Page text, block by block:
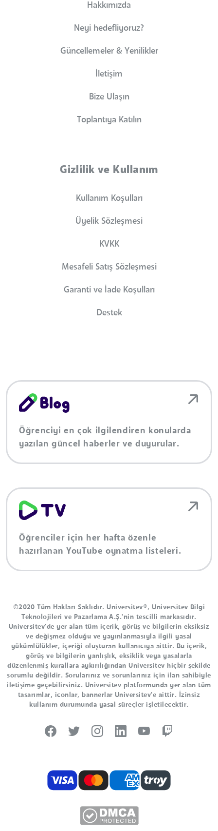
Hakkımızda
Neyi hedefliyoruz?
Güncellemeler & Yenilikler
İletişim
Bize Ulaşın
Toplantıya Katılın
Gizlilik ve Kullanım
Kullanım Koşulları
Üyelik Sözleşmesi
KVKK
Mesafeli Satış Sözleşmesi
Garanti ve İade Koşulları
Destek
Öğrenciyi en çok ilgilendiren konularda
yazılan güncel haberler ve duyurular.
Öğrenciler için her hafta özenle
hazırlanan YouTube oynatma listeleri.
©2020 Tüm Hakları Saklıdır. Universitev®, Universitev Bilgi
Teknolojileri ve Pazarlama A.Ş.'nin tescilli markasıdır.
Universitev'de yer alan tüm içerik, görüş ve bilgilerin eksiksiz
ve değişmez olduğu ve yayınlanmasıyla ilgili yasal
yükümlülükler, içeriği oluşturan kullanıcıya aittir. Bu içerik,
görüş ve bilgilerin yanlışlık, eksiklik veya yasalarla
düzenlenmiş kurallara aykırılığından Universitev hiçbir şekilde
sorumlu değildir. Sorularınız ve sorunlarınız için ilan sahibiyle
iletişime geçebilirsiniz. Universitev platformunda yer alan tüm
tasarımlar, iconlar, bannerlar Universitev'e aittir. İzinsiz
kullanım durumunda yasal süreçler işletilecektir.